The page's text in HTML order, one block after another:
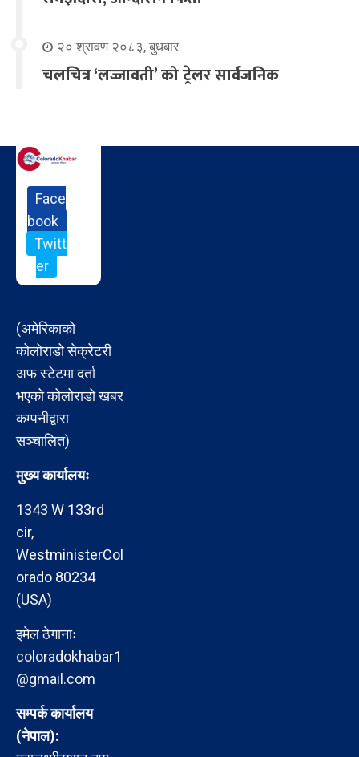
२० श्रावण २०८३, बुधबार
चलचित्र ‘लज्जावती’ को ट्रेलर सार्वजनिक
Face
book
Twitt
er
(अमेरिकाको
कोलोराडो सेक्रेटरी
अफ स्टेटमा दर्ता
भएको कोलोराडो खबर
कम्पनीद्वारा
सञ्चालित)
मुख्य कार्यालयः
1343 W 133rd
cir,
WestministerCol
orado 80234
(USA)
इमेल ठेगानाः
coloradokhabar1
@gmail.com
सम्पर्क कार्यालय
(नेपाल):